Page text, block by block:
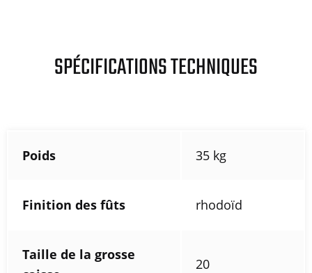
SPÉCIFICATIONS TECHNIQUES
Poids 35 kg
Finition des fûts rhodoïd
Taille de la grosse
20